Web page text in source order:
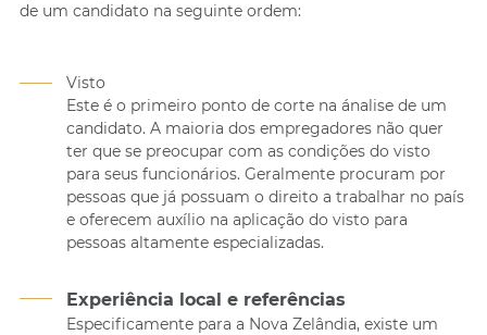
de um candidato na seguinte ordem:
Visto
Este é o primeiro ponto de corte na ánalise de um
candidato. A maioria dos empregadores não quer
ter que se preocupar com as condições do visto
para seus funcionários. Geralmente procuram por
pessoas que já possuam o direito a trabalhar no país
e oferecem auxílio na aplicação do visto para
pessoas altamente especializadas.
Experiência local e referências
Especificamente para a Nova Zelândia, existe um